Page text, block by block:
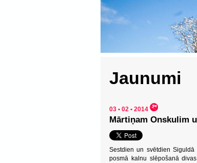
Jaunumi
03 • 02 • 2014
Mārtiņam Onskulim
Sestdien un svētdien
posmā kalnu slēpošanā